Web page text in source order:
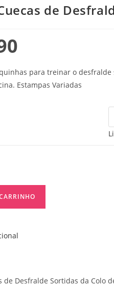
de
para treinar o
Estampas Variadas
de Desfralde Sortidas da Colo